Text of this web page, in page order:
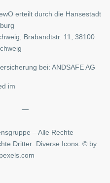
erteilt durch die Hansestadt
Brabandtstr. 11, 38100
bei: ANDSAFE AG
im
—
– Alle Rechte
Dritter: Diverse Icons: © by